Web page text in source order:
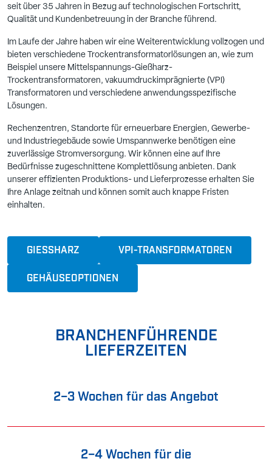
seit über 35 Jahren in Bezug auf technologischen Fortschritt,
Qualität und Kundenbetreuung in der Branche führend.
Im Laufe der Jahre haben wir eine Weiterentwicklung vollzogen und
bieten verschiedene Trockentransformatorlösungen an, wie zum
Beispiel unsere Mittelspannungs-Gießharz-
Trockentransformatoren, vakuumdruckimprägnierte (VPI)
Transformatoren und verschiedene anwendungsspezifische
Lösungen.
Rechenzentren, Standorte für erneuerbare Energien, Gewerbe-
und Industriegebäude sowie Umspannwerke benötigen eine
zuverlässige Stromversorgung. Wir können eine auf Ihre
Bedürfnisse zugeschnittene Komplettlösung anbieten. Dank
unserer effizienten Produktions- und Lieferprozesse erhalten Sie
Ihre Anlage zeitnah und können somit auch knappe Fristen
einhalten.
GIESSHARZ VPI-TRANSFORMATOREN
GEHÄUSEOPTIONEN
BRANCHENFÜHRENDE
LIEFERZEITEN
2–3 Wochen für das Angebot
2–4 Wochen für die